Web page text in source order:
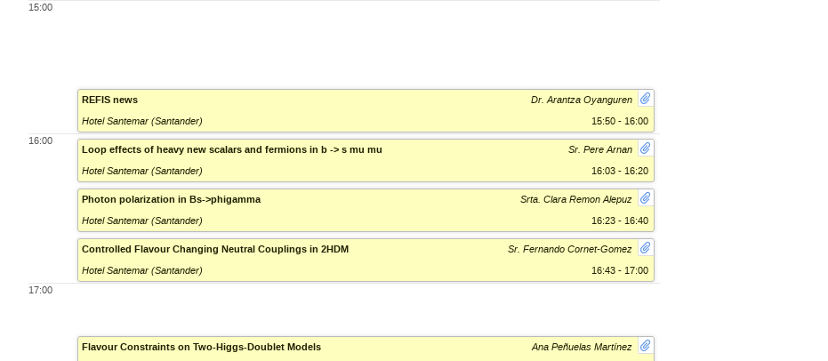
15:00
16:00
17:00
Dr. Arantza Oyanguren
REFIS news
15:50 - 16:00
Hotel Santemar (Santander)
Sr. Pere Arnan
Loop effects of heavy new scalars and fermions in b -> s mu mu
16:03 - 16:20
Hotel Santemar (Santander)
Srta. Clara Remon Alepuz
Photon polarization in Bs->phigamma
16:23 - 16:40
Hotel Santemar (Santander)
Sr. Fernando Cornet-Gomez
Controlled Flavour Changing Neutral Couplings in 2HDM
16:43 - 17:00
Hotel Santemar (Santander)
Ana Peñuelas Martínez
Flavour Constraints on Two-Higgs-Doublet Models